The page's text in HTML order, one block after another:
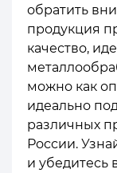
обратить
продукция
качество,
можно как
идеально
различных
России.
и убедитесь